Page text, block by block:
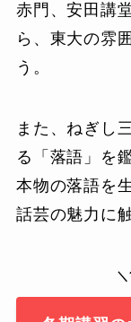
赤門、安田講
ら、東大の雰
う。
また、ねぎし
る「落語」を
本物の落語を
話芸の魅力に